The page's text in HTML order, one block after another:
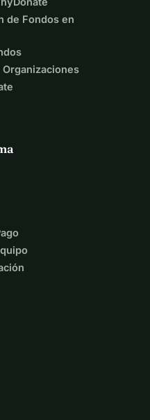
de Fondos en
Organizaciones